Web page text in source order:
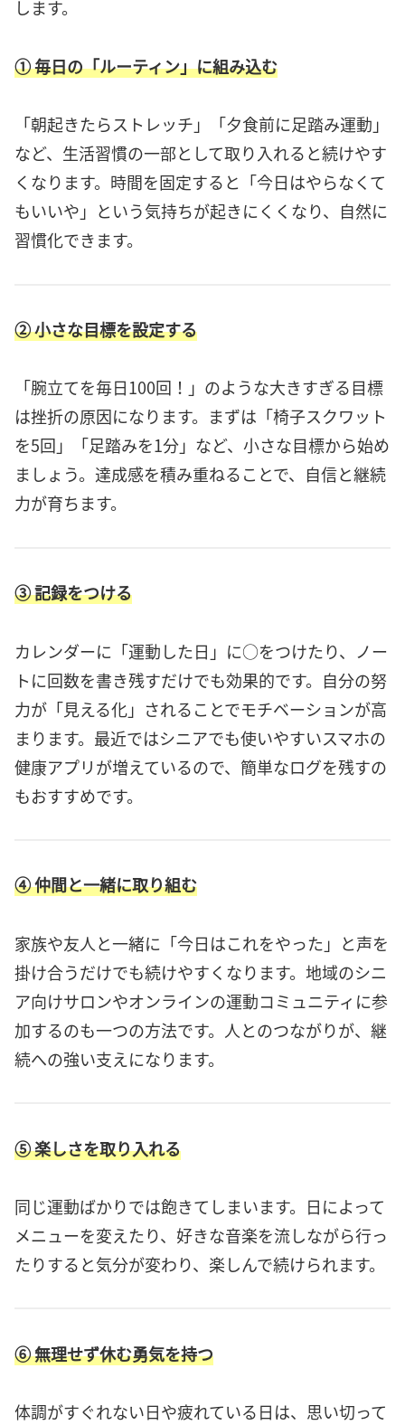
します。
① 毎日の「ルーティン」に組み込む
「朝起きたらストレッチ」「夕食前に足踏み運動」
など、生活習慣の一部として取り入れると続けやす
くなります。時間を固定すると「今日はやらなくて
もいいや」という気持ちが起きにくくなり、自然に
習慣化できます。
② 小さな目標を設定する
「腕立てを毎日100回！」のような大きすぎる目標
は挫折の原因になります。まずは「椅子スクワット
を5回」「足踏みを1分」など、小さな目標から始め
ましょう。達成感を積み重ねることで、自信と継続
力が育ちます。
③ 記録をつける
カレンダーに「運動した日」に○をつけたり、ノー
トに回数を書き残すだけでも効果的です。自分の努
力が「見える化」されることでモチベーションが高
まります。最近ではシニアでも使いやすいスマホの
健康アプリが増えているので、簡単なログを残すの
もおすすめです。
④ 仲間と一緒に取り組む
家族や友人と一緒に「今日はこれをやった」と声を
掛け合うだけでも続けやすくなります。地域のシニ
ア向けサロンやオンラインの運動コミュニティに参
加するのも一つの方法です。人とのつながりが、継
続への強い支えになります。
⑤ 楽しさを取り入れる
同じ運動ばかりでは飽きてしまいます。日によって
メニューを変えたり、好きな音楽を流しながら行っ
たりすると気分が変わり、楽しんで続けられます。
⑥ 無理せず休む勇気を持つ
体調がすぐれない日や疲れている日は、思い切って